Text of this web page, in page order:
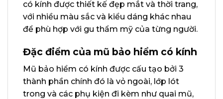
có kính được thiết kế đẹp mắt và thời trang,
với nhiều màu sắc và kiểu dáng khác nhau
để phù hợp với gu thẩm mỹ của từng người.
Đặc điểm của mũ bảo hiểm có kính
Mũ bảo hiểm có kính được cấu tạo bởi 3
thành phần chính đó là vỏ ngoài, lớp lót
trong và các phụ kiện đi kèm như quai mũ,